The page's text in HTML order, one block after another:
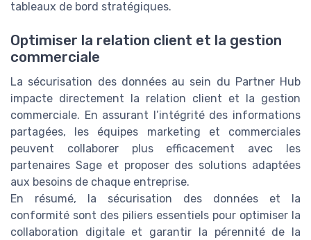
tableaux de bord stratégiques.
Optimiser la relation client et la gestion
commerciale
La sécurisation des données au sein du Partner Hub
impacte directement la relation client et la gestion
commerciale. En assurant l’intégrité des informations
partagées, les équipes marketing et commerciales
peuvent collaborer plus efficacement avec les
partenaires Sage et proposer des solutions adaptées
aux besoins de chaque entreprise.
En résumé, la sécurisation des données et la
conformité sont des piliers essentiels pour optimiser la
collaboration digitale et garantir la pérennité de la